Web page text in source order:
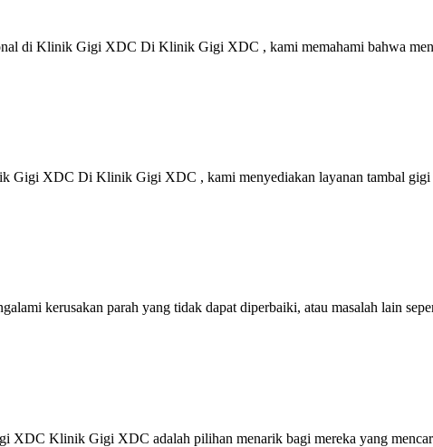
di Klinik Gigi XDC Di Klinik Gigi XDC , kami memahami bahwa
Gigi XDC Di Klinik Gigi XDC , kami menyediakan layanan tambal
kerusakan parah yang tidak dapat diperbaiki, atau masalah lain
XDC Klinik Gigi XDC adalah pilihan menarik bagi mereka yang